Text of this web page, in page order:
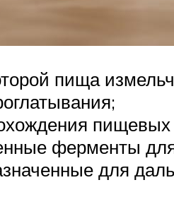
пища
пищевых
ферменты
для